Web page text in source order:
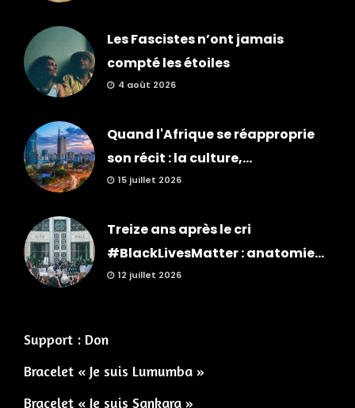
Les Fascistes n’ont jamais
compté les étoiles
4 août 2026
Quand l'Afrique se réapproprie
son récit : la culture,...
15 juillet 2026
Treize ans après le cri
#BlackLivesMatter : anatomie...
12 juillet 2026
Support : Don
Bracelet « Je suis Lumumba »
Bracelet « Je suis Sankara »